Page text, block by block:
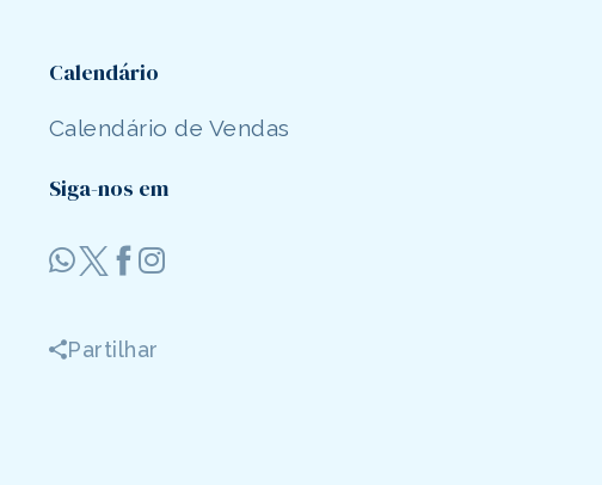
Calendário
Calendário de Vendas
Siga-nos em
Partilhar